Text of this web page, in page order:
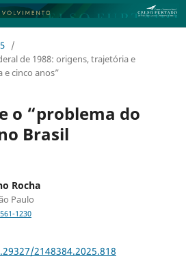
/
de 1988: origens, trajetória e
e cinco anos”
o “problema do
Brasil
Rocha
Paulo
1230
2148384.2025.818